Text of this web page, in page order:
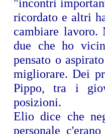
"incontri
ricordato e altri
cambiare lavoro.
due che ho
pensato o
migliorare. Dei
Pippo, tra i
posizioni.
Elio dice che
personale